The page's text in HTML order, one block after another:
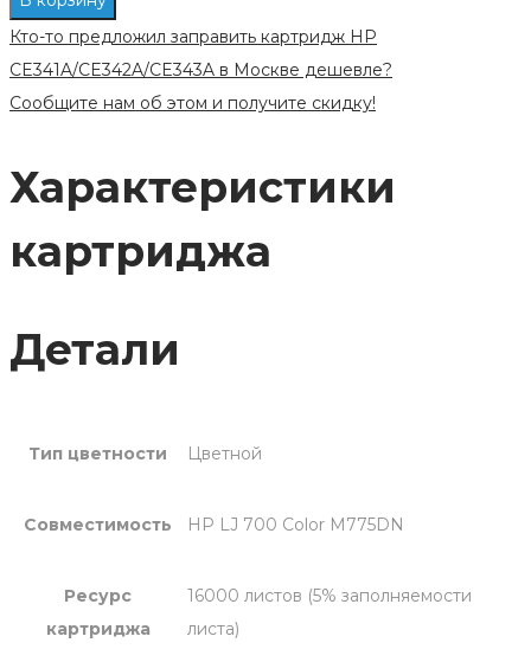
совместимый
цветной
Кто-то предложил заправить картридж HP
CE341A/CE342A/CE343A в Москве дешевле?
Сообщите нам об этом и получите скидку!
Характеристики
картриджа
Детали
Тип цветности Цветной
Совместимость HP LJ 700 Color M775DN
Ресурс
картриджа
16000 листов (5% заполняемости
листа)